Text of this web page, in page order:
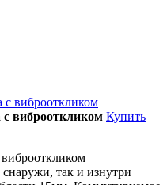
виброоткликом Купить
снаружи, так и изнутри